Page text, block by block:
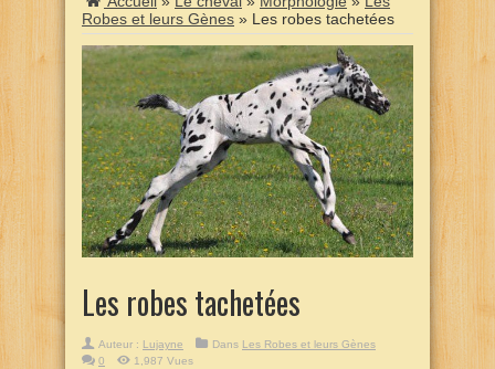
Robes et leurs Gènes » Les robes tachetées
Les robes tachetées
Auteur : Lujayne Dans Les Robes et leurs Gènes
0
1,987 Vues